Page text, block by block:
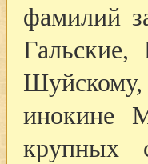
фамилий
инокине
крупных